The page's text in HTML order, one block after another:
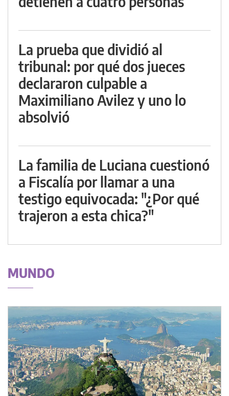
La prueba que dividió al
tribunal: por qué dos jueces
declararon culpable a
Maximiliano Avilez y uno lo
absolvió
La familia de Luciana cuestionó
a Fiscalía por llamar a una
testigo equivocada: "¿Por qué
trajeron a esta chica?"
MUNDO